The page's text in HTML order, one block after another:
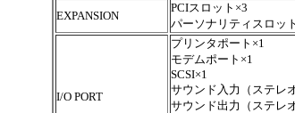
EXPANSION
PCIスロット×3
パーソナリティスロッ
I/O PORT
プリンタポート×1
モデムポート×1
SCSI×1
サウンド入力（ステレ
サウンド出力（ステレ